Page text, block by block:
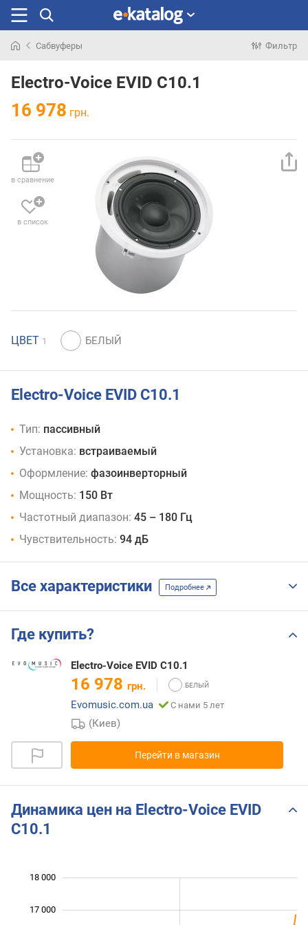
раньше
Сабвуферы Фильтр
Electro-Voice EVID C10.1
16 978 грн.
в сравнение
в список
ЦВЕТ 1
Electro-Voice EVID C10.1
Тип: пассивный
Установка: встраиваемый
Оформление: фазоинверторный
Мощность: 150 Вт
Частотный диапазон: 45 – 180 Гц
Чувствительность: 94 дБ
Все характеристики Подробнее
Где купить?
Electro-Voice EVID C10.1
16 978 грн.
Evomusic.com.ua
С нами 5 лет
(Киев)
Перейти в магазин
Динамика цен на Electro-Voice EVID
C10.1
18 000
17 000